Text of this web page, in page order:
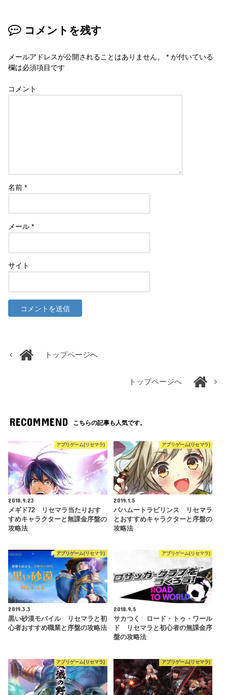
コメントを残す
メールアドレスが公開されることはありません。 * が付いている
欄は必須項目です
コメント
名前*
メール*
サイト
トップページへ
トップページへ
RECOMMEND こちらの記事も人気です。
アプリゲーム(リセマラ)
2018.9.23
メギド72 リセマラ当たりおす
すめキャラクターと無課金序盤の
攻略法
アプリゲーム(リセマラ)
2019.1.5
バハムートラビリンス リセマラ
とおすすめキャラクターと序盤の
攻略法
アプリゲーム(リセマラ)
2019.3.3
黒い砂漠モバイル リセマラと初
心者おすすめ職業と序盤の攻略法
アプリゲーム(リセマラ)
2018.9.5
サカつく ロード・トゥ・ワール
ド リセマラと初心者の無課金序
盤の攻略法
アプリゲーム(リセマラ) アプリゲーム(リセマラ)